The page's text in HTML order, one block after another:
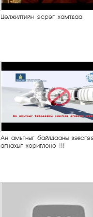
Цөлжилтийн эсрэг хамтдаа
Ан амьтныг байлдааны
агнахыг хориглоно !!!